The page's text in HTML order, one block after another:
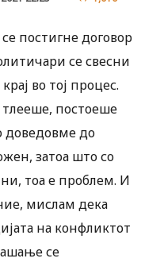
постигне договор
се свесни
во тој процес.
тлееше, постоеше
доведовме до
затоа што со
тоа е проблем. И
мислам дека
на конфликтот
се